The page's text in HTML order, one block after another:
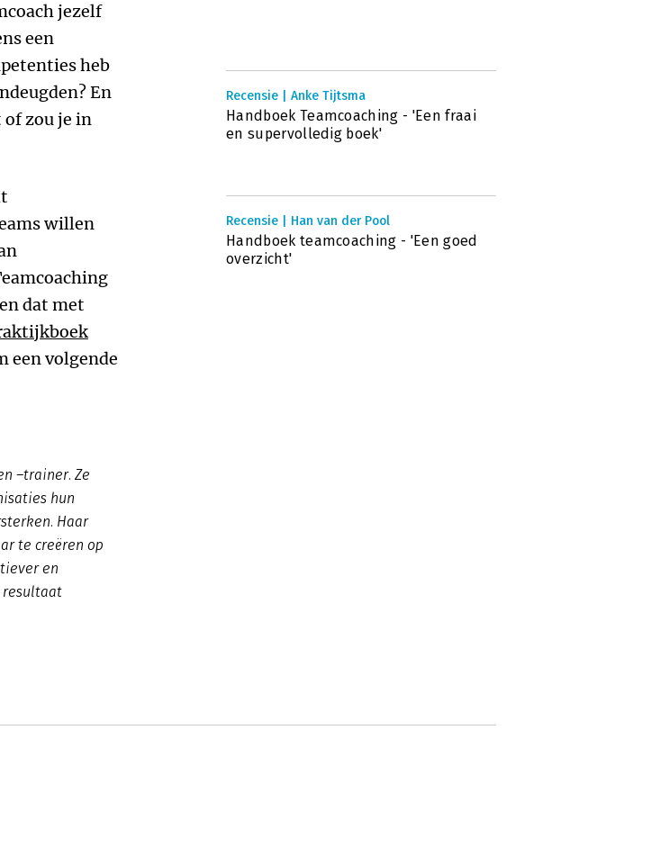
jezelf
een
heb
En
zou je in
willen
dat met
een volgende
–trainer. Ze
hun
Haar
te creëren op
en
resultaat
Recensie | Anke Tijtsma
Handboek Teamcoaching - 'Een fraai
en supervolledig boek'
Recensie | Han van der Pool
Handboek teamcoaching - 'Een goed
overzicht'